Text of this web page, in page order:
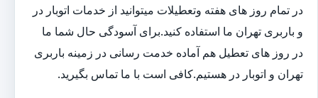
در تمام روز های هفته وتعطیلات میتوانید از خدمات اتوبار در
و باربری تهران ما استفاده کنید.برای آسودگی حال شما ما
در روز های تعطیل هم آماده خدمت رسانی در زمینه باربری
تهران و اتوبار در هستیم.کافی است با ما تماس بگیرید.